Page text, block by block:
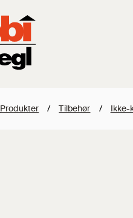
Produkter / Tilbehør / Ikke-